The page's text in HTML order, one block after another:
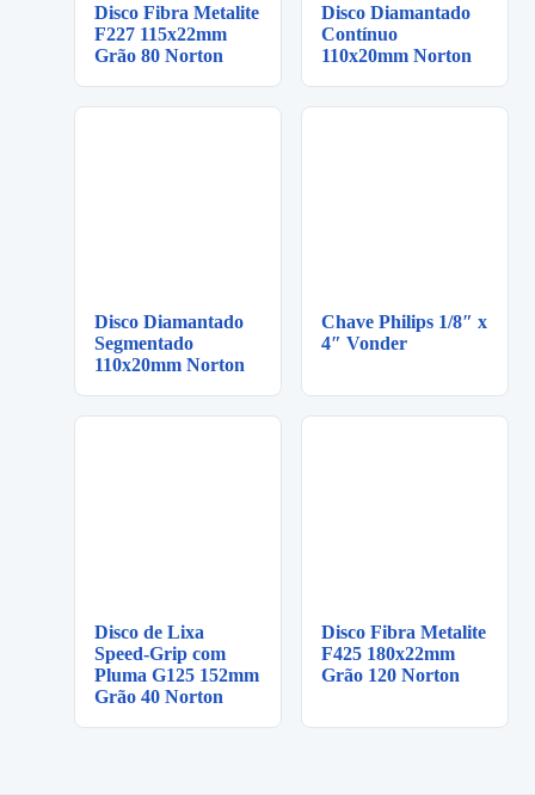
Disco Fibra Metalite
F227 115x22mm
Grão 80 Norton
Disco Diamantado
Contínuo
110x20mm Norton
Disco Diamantado
Segmentado
110x20mm Norton
Chave Philips 1/8″ x
4″ Vonder
Disco de Lixa
Speed-Grip com
Pluma G125 152mm
Grão 40 Norton
Disco Fibra Metalite
F425 180x22mm
Grão 120 Norton